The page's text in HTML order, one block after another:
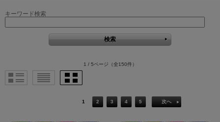
キーワード検索
1 / 5ページ （全150件）
1 2 3 4 5 次へ